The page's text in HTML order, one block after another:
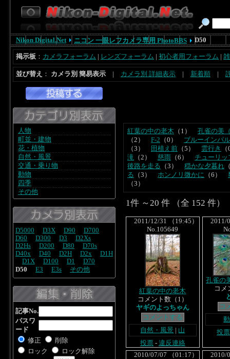
Nikon Digital.Net ニコン 一眼レフカメラ専用 PhotoBBS D50
掲示板 ： カメラフォーラム レンズフォーラム 初心者用フォーラム
並び替え ： カメラ別 簡易表示 カメラ別 詳細表示 新着順
人物
町並・建物
花・植物
自然・風景
交通・乗り物
動物
四季
その他
D5000 D3X D90
D700
D60
D300 D3
D2Xs
D2Hs
D200 D80
D70s
D40x
D40 D2H D2x
D1H
D1X
D100 D1
D70
D50
E3 E3s その他
記事No.
パスワ
ード
修正
削除
ロック
ロック解除
紅葉の中の老木 （1） 孔雀の美
（2） F-2 （0） ブルーインパ
（3）
田植え前 （5） 雲行き
滝 （2） 慈雨 （6） チューリッ
後路を走る （3） 穏かな夕暮れ
る （3） ホンノリ微かに （6）
（3）
1件 ～20 件 （全 152 件
2011/12/31 （19:45）
No.105649
紅葉の中の老木
コメント数（1）
ヤギのよっちゃん
コメントする
自然・風景
山
投票 - 違反連絡
2011/
孔雀の
コメ
コ
投票
2010/07/07 （01:17）
2010/